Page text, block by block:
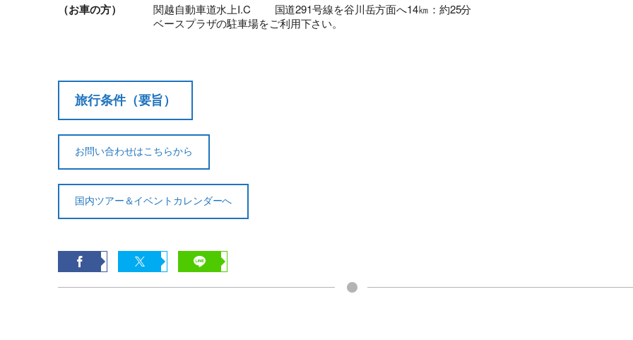
（お車の方）
関越自動車道水上I.C 国道291号線を谷川岳方面へ14㎞：約25分
ベースプラザの駐車場をご利用下さい。
旅行条件（要旨）
お問い合わせはこちらから
国内ツアー＆イベントカレンダーへ